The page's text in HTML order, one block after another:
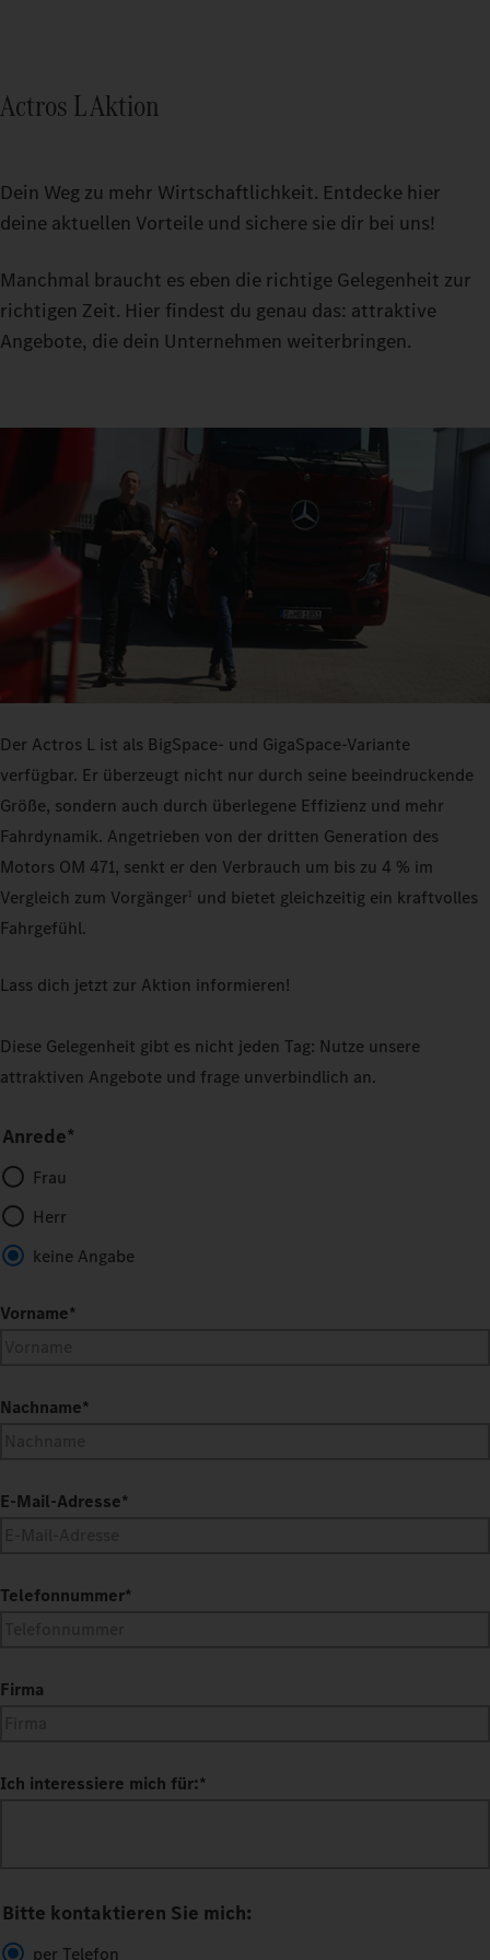
Actros L Aktion
Dein Weg zu mehr Wirtschaftlichkeit. Entdecke hier
deine aktuellen Vorteile und sichere sie dir bei uns!
Manchmal braucht es eben die richtige Gelegenheit zur
richtigen Zeit. Hier findest du genau das: attraktive
Angebote, die dein Unternehmen weiterbringen.
Der Actros L ist als BigSpace- und GigaSpace-Variante
verfügbar. Er überzeugt nicht nur durch seine beeindruckende
Größe, sondern auch durch überlegene Effizienz und mehr
Fahrdynamik. Angetrieben von der dritten Generation des
Motors OM 471, senkt er den Verbrauch um bis zu 4 % im
Vergleich zum Vorgänger1 und bietet gleichzeitig ein kraftvolles
Fahrgefühl.
Lass dich jetzt zur Aktion informieren!
Diese Gelegenheit gibt es nicht jeden Tag: Nutze unsere
attraktiven Angebote und frage unverbindlich an.
Anrede*
Frau
Herr
keine Angabe
Vorname*
Nachname*
E-Mail-Adresse*
Telefonnummer*
Firma
Ich interessiere mich für:*
Bitte kontaktieren Sie mich:
per Telefon